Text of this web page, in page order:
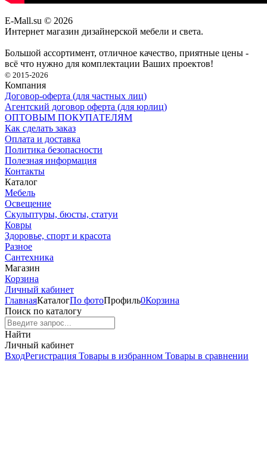
E-Mall.su © 2026
Интернет магазин дизайнерской мебели и света.
Большой ассортимент, отличное качество, приятные цены -
всё что нужно для комплектации Ваших проектов!
© 2015-2026
Компания
Договор-оферта (для частных лиц)
Агентский договор оферта (для юрлиц)
ОПТОВЫМ ПОКУПАТЕЛЯМ
Как сделать заказ
Оплата и доставка
Политика безопасности
Полезная информация
Контакты
Каталог
Мебель
Освещение
Скульптуры, бюсты, статуи
Ковры
Здоровье, спорт и красота
Разное
Сантехника
Магазин
Корзина
Личный кабинет
ГлавнаяКаталогПо фотоПрофиль0Корзина
Поиск по каталогу
Найти
Личный кабинет
ВходРегистрация Товары в избранном Товары в сравнении